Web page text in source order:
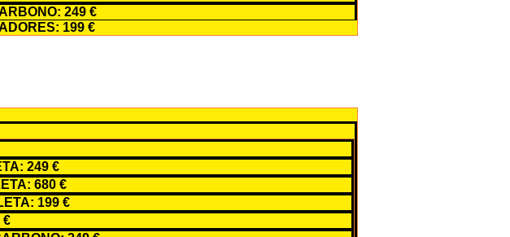
249 €
199 €
249 €
680 €
199 €
€